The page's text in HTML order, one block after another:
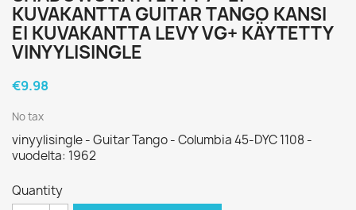
KUVAKANTTA GUITAR TANGO KANSI
EI KUVAKANTTA LEVY VG+ KÄYTETTY
VINYYLISINGLE
€9.98
No tax
vinyylisingle - Guitar Tango - Columbia 45-DYC 1108 -
vuodelta: 1962
Quantity